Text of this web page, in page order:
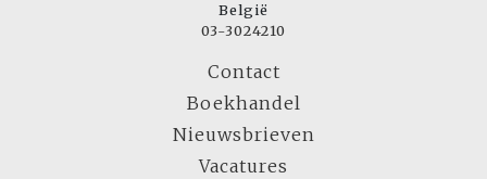
België
03-3024210
Contact
Boekhandel
Nieuwsbrieven
Vacatures